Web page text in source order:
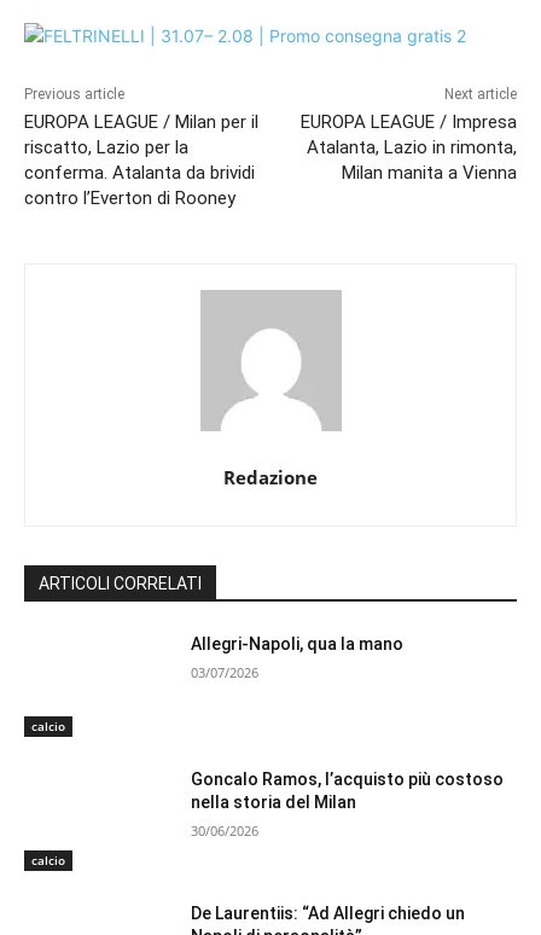
Previous article
EUROPA LEAGUE / Milan per il
riscatto, Lazio per la
conferma. Atalanta da brividi
contro l’Everton di Rooney
Next article
EUROPA LEAGUE / Impresa
Atalanta, Lazio in rimonta,
Milan manita a Vienna
Redazione
ARTICOLI CORRELATI
calcio
Allegri-Napoli, qua la mano
03/07/2026
calcio
Goncalo Ramos, l’acquisto più costoso
nella storia del Milan
30/06/2026
De Laurentiis: “Ad Allegri chiedo un